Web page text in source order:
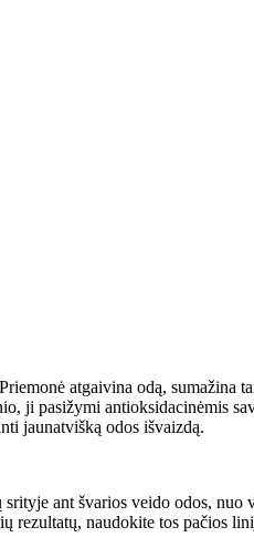
atgaivina odą, sumažina
ji pasižymi antioksidacinėmis
jaunatvišką odos išvaizdą.
srityje ant švarios veido odos,
rezultatų, naudokite tos pačios